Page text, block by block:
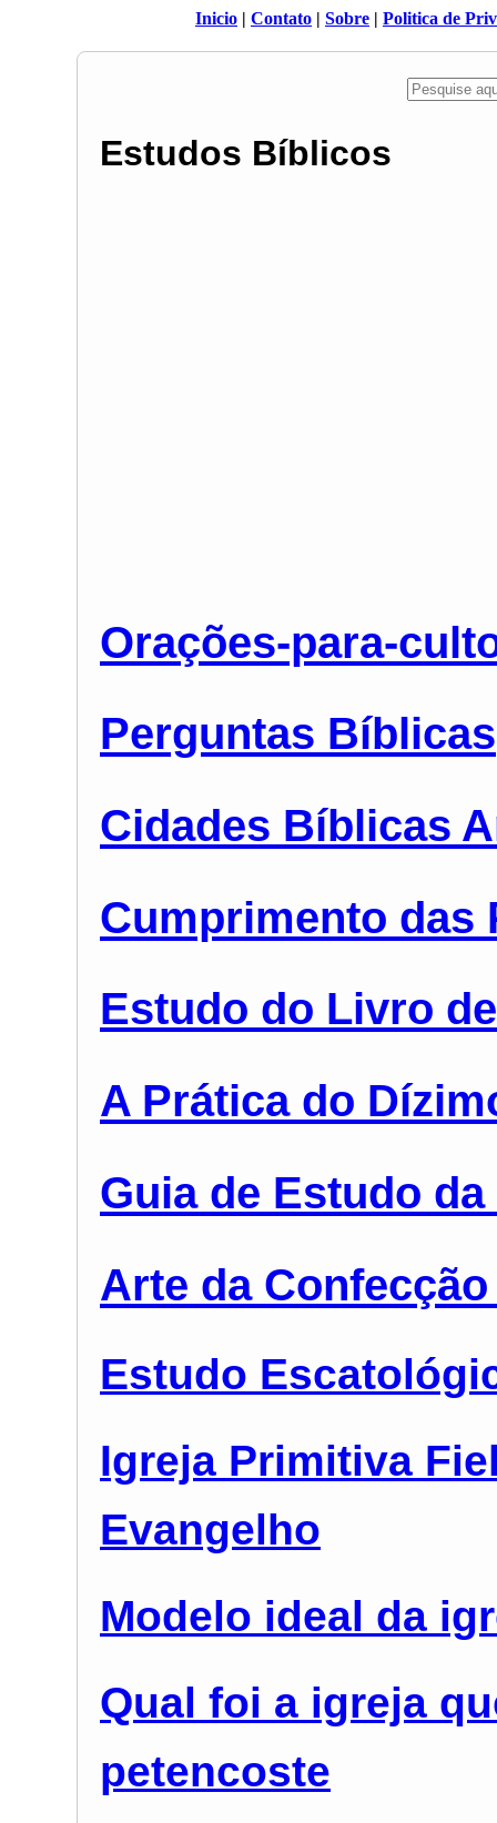
Inicio | Contato | Sobre | Politica de
Estudos Bíblicos
Orações-para-
Perguntas Bíblicas
Cidades Bíblicas
Cumprimento das
Estudo do Livro
A Prática do
Guia de Estudo
Arte da
Estudo
Igreja Primitiva
Evangelho
Modelo ideal da
Qual foi a igreja
petencoste